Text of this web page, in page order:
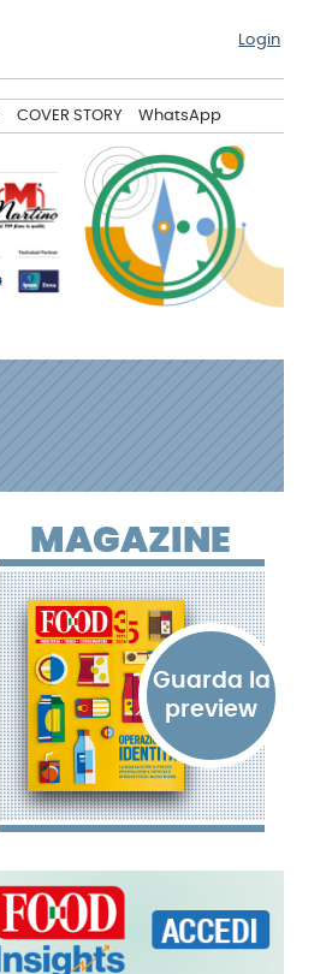
Login
COVER STORY WhatsApp
MAGAZINE